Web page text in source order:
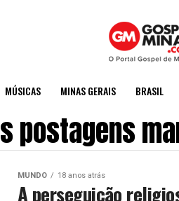
MÚSICAS MINAS GERAIS BRASIL
postagens
MUNDO 18 anos atrás
A perseguição